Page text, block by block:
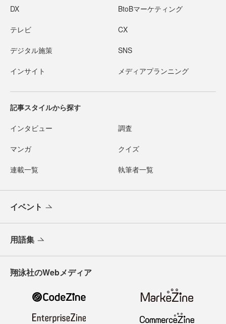
DX BtoBマーケティング
テレビ CX
デジタル施策 SNS
インサイト メディアプランニング
記事スタイルから探す
インタビュー 調査
マンガ クイズ
連載一覧 執筆者一覧
イベント
用語集
翔泳社のWebメディア